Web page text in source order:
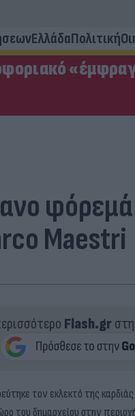
ΕλλάδαΠολιτική
Maestri
Flash.gr
τον εκλεκτό της
δημαρχείου στην